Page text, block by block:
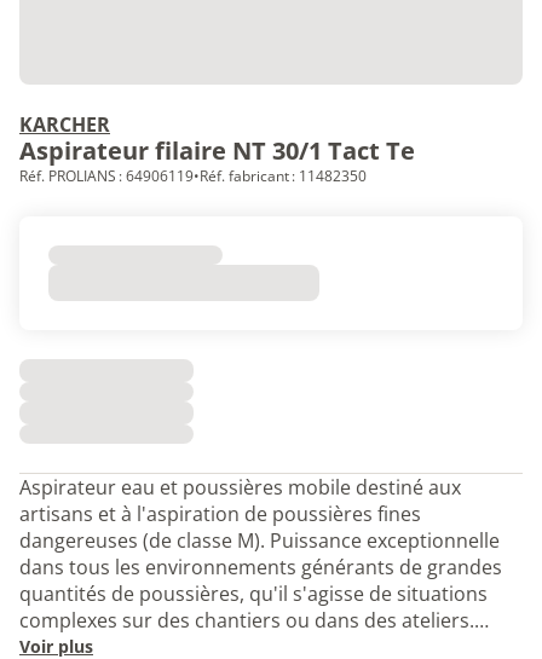
KARCHER
Aspirateur filaire NT 30/1 Tact Te
Réf. PROLIANS : 64906119•Réf. fabricant : 11482350
Aspirateur eau et poussières mobile destiné aux
artisans et à l'aspiration de poussières fines
dangereuses (de classe M). Puissance exceptionnelle
dans tous les environnements générants de grandes
quantités de poussières, qu'il s'agisse de situations
complexes sur des chantiers ou dans des ateliers.…
Voir plus